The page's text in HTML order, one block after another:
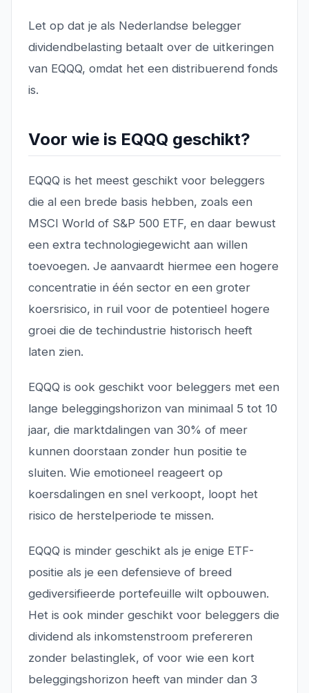
Let op dat je als Nederlandse belegger
dividendbelasting betaalt over de uitkeringen
van EQQQ, omdat het een distribuerend fonds
is.
Voor wie is EQQQ geschikt?
EQQQ is het meest geschikt voor beleggers
die al een brede basis hebben, zoals een
MSCI World of S&P 500 ETF, en daar bewust
een extra technologiegewicht aan willen
toevoegen. Je aanvaardt hiermee een hogere
concentratie in één sector en een groter
koersrisico, in ruil voor de potentieel hogere
groei die de techindustrie historisch heeft
laten zien.
EQQQ is ook geschikt voor beleggers met een
lange beleggingshorizon van minimaal 5 tot 10
jaar, die marktdalingen van 30% of meer
kunnen doorstaan zonder hun positie te
sluiten. Wie emotioneel reageert op
koersdalingen en snel verkoopt, loopt het
risico de herstelperiode te missen.
EQQQ is minder geschikt als je enige ETF-
positie als je een defensieve of breed
gediversifieerde portefeuille wilt opbouwen.
Het is ook minder geschikt voor beleggers die
dividend als inkomstenstroom prefereren
zonder belastinglek, of voor wie een kort
beleggingshorizon heeft van minder dan 3